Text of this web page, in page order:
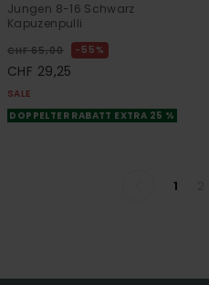
Jungen 8-16 Schwarz
Kapuzenpulli
CHF 65,00 55%
CHF 29,25
SALE
DOPPELTER RABATT EXTRA 25 %
1